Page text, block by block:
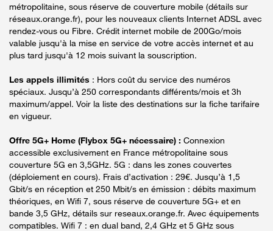
métropolitaine, sous réserve de couverture mobile (détails sur
réseaux.orange.fr), pour les nouveaux clients Internet ADSL avec
rendez-vous ou Fibre. Crédit internet mobile de 200Go/mois
valable jusqu'à la mise en service de votre accès internet et au
plus tard jusqu'à 12 mois suivant la souscription.
Les appels illimités : Hors coût du service des numéros
spéciaux. Jusqu’à 250 correspondants différents/mois et 3h
maximum/appel. Voir la liste des destinations sur la fiche tarifaire
en vigueur.
Offre 5G+ Home (Flybox 5G+ nécessaire) : Connexion
accessible exclusivement en France métropolitaine sous
couverture 5G en 3,5GHz. 5G : dans les zones couvertes
(déploiement en cours). Frais d’activation : 29€. Jusqu’à 1,5
Gbit/s en réception et 250 Mbit/s en émission : débits maximum
théoriques, en Wifi 7, sous réserve de couverture 5G+ et en
bande 3,5 GHz, détails sur reseaux.orange.fr. Avec équipements
compatibles. Wifi 7 : en dual band, 2,4 GHz et 5 GHz sous